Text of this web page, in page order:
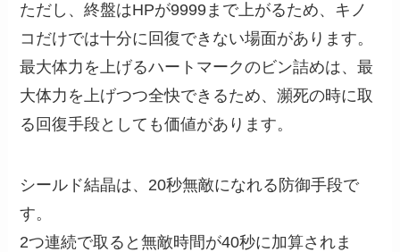
ただし、終盤はHPが9999まで上がるため、キノ
コだけでは十分に回復できない場面があります。
最大体力を上げるハートマークのビン詰めは、最
大体力を上げつつ全快できるため、瀕死の時に取
る回復手段としても価値があります。
シールド結晶は、20秒無敵になれる防御手段で
す。
2つ連続で取ると無敵時間が40秒に加算されま